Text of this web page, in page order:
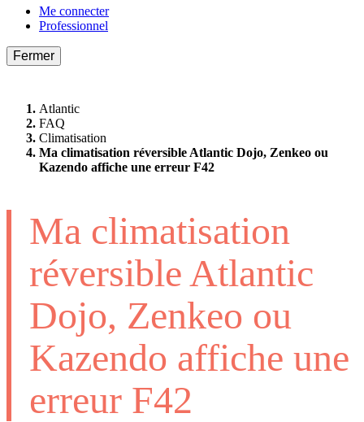
Me connecter
Professionnel
Fermer
Atlantic
FAQ
Climatisation
Ma climatisation réversible Atlantic Dojo, Zenkeo ou
Kazendo affiche une erreur F42
Ma climatisation
réversible Atlantic
Dojo, Zenkeo ou
Kazendo affiche une
erreur F42